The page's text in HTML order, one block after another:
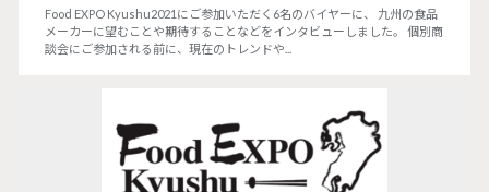
Food EXPO Kyushu2021にご参加いただく6名のバイヤーに、 九州の食品
メーカーに望むことや期待することなどをインタビューしました。 個別商
談会にご参加される前に、現在のトレンドや...